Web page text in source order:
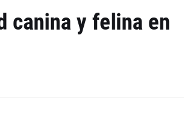
canina y felina en